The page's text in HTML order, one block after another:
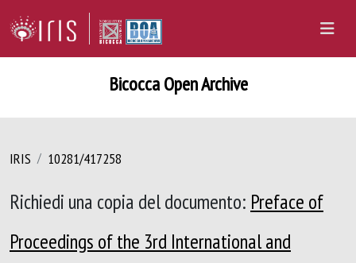
Bicocca Open Archive
IRIS 10281/417258
Richiedi una copia del documento: Preface of
Proceedings of the 3rd International and